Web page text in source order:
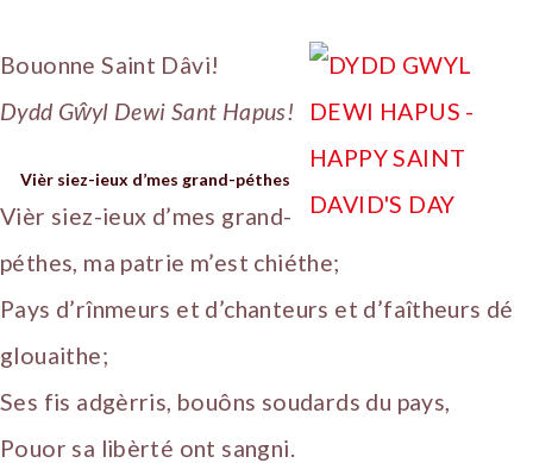
Bouonne Saint Dâvi!
Dydd Gŵyl Dewi Sant Hapus!
Vièr siez-ieux d’mes grand-péthes
Vièr siez-ieux d’mes grand-
péthes, ma patrie m’est chiéthe;
Pays d’rînmeurs et d’chanteurs et d’faîtheurs dé
glouaithe;
Ses fis adgèrris, bouôns soudards du pays,
Pouor sa libèrté ont sangni.